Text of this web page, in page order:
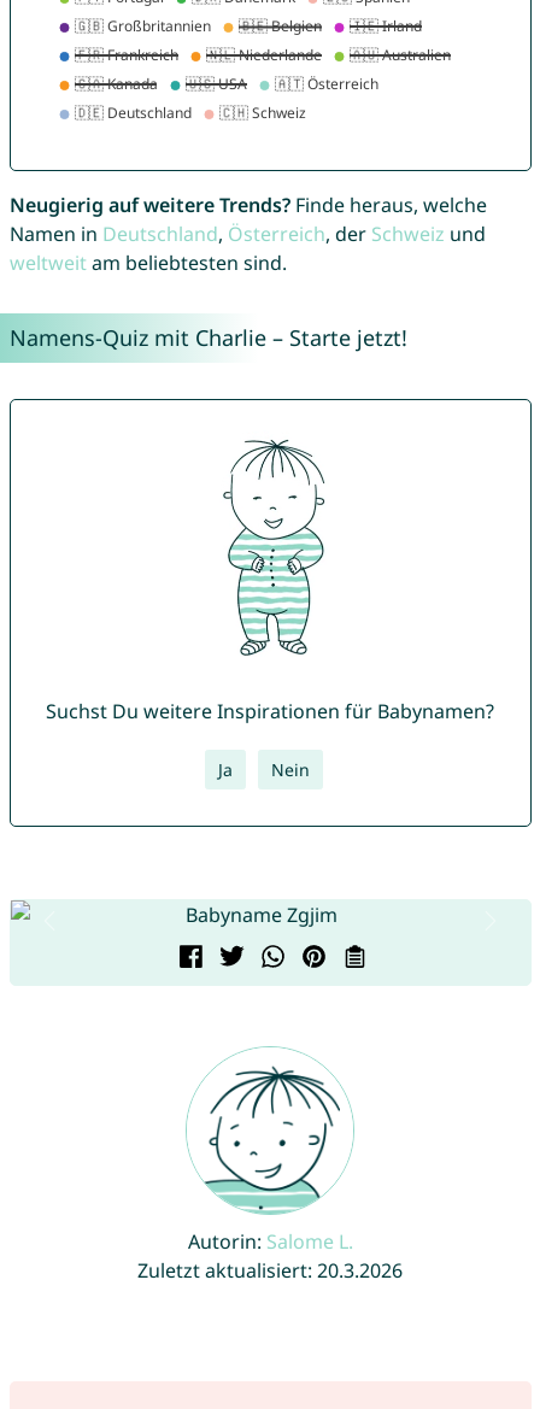
Neugierig auf weitere Trends?Finde heraus, welche
Namen in Deutschland, Österreich, der Schweiz und
weltweitam beliebtesten sind.
Namens-Quiz mit Charlie – Starte jetzt!
Suchst Du weitere Inspirationen für Babynamen?
Ja Nein
Autorin: Salome L.
Zuletzt aktualisiert: 20.3.2026